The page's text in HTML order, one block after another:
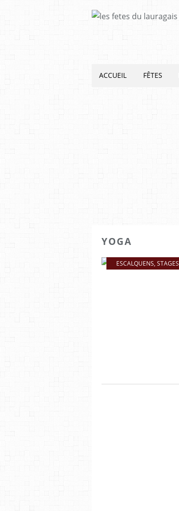
ACCUEIL FÊTES
YOGA
ESCALQUENS, STAGES